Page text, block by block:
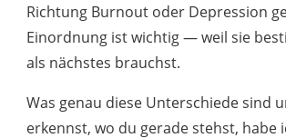
Richtung Burnout oder Depression
Einordnung ist wichtig — weil sie
als nächstes brauchst.
Was genau diese Unterschiede sind
erkennst, wo du gerade stehst, habe